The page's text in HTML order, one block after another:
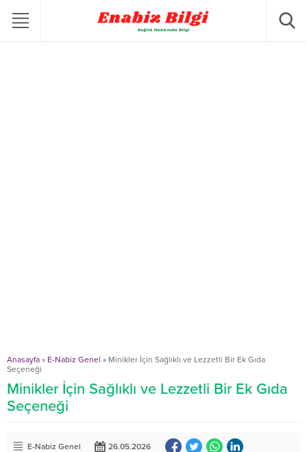
Anasayfa » E-Nabiz Genel » Minikler İçin Sağlıklı ve Lezzetli Bir Ek Gıda
Seçeneği
Minikler İçin Sağlıklı ve Lezzetli Bir Ek Gıda
Seçeneği
E-Nabiz Genel 26.05.2026